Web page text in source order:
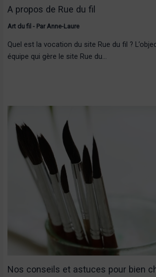
A propos de Rue du fil
Art du fil - Par Anne-Laure
Quel est la vocation du site Rue du fil ?
équipe qui gère le site Rue du…
Nos conseils et astuces pour bien